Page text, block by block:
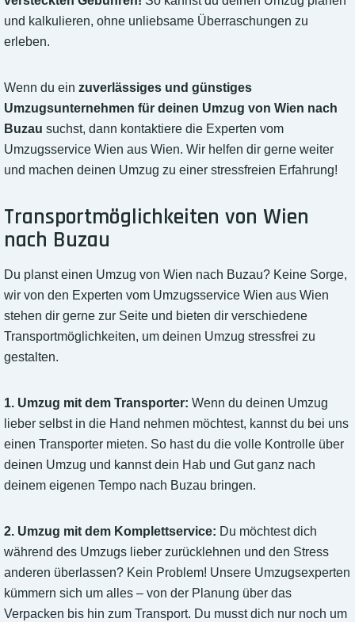
und kalkulieren, ohne unliebsame Überraschungen zu
erleben.
Wenn du ein zuverlässiges und günstiges
Umzugsunternehmen für deinen Umzug von Wien nach
Buzau suchst, dann kontaktiere die Experten vom
Umzugsservice Wien aus Wien. Wir helfen dir gerne weiter
und machen deinen Umzug zu einer stressfreien Erfahrung!
Transportmöglichkeiten von Wien
nach Buzau
Du planst einen Umzug von Wien nach Buzau? Keine Sorge,
wir von den Experten vom Umzugsservice Wien aus Wien
stehen dir gerne zur Seite und bieten dir verschiedene
Transportmöglichkeiten, um deinen Umzug stressfrei zu
gestalten.
1. Umzug mit dem Transporter: Wenn du deinen Umzug
lieber selbst in die Hand nehmen möchtest, kannst du bei uns
einen Transporter mieten. So hast du die volle Kontrolle über
deinen Umzug und kannst dein Hab und Gut ganz nach
deinem eigenen Tempo nach Buzau bringen.
2. Umzug mit dem Komplettservice: Du möchtest dich
während des Umzugs lieber zurücklehnen und den Stress
anderen überlassen? Kein Problem! Unsere Umzugsexperten
kümmern sich um alles – von der Planung über das
Verpacken bis hin zum Transport. Du musst dich nur noch um